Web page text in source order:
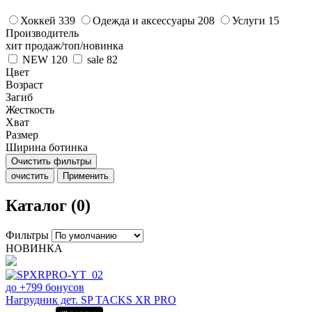
Хоккей 339 Одежда и аксессуары 208 Услуги 15
Производитель
хит продаж/топ/новинка
NEW 120 sale 82
Цвет
Возраст
Загиб
Жесткость
Хват
Размер
Ширина ботинка
Очистить фильтры
очистить
Применить
Каталог (0)
Фильтры
НОВИНКА
до +799 бонусов
Нагрудник дет. SP TACKS XR PRO